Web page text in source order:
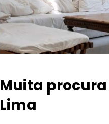
Muita
Lima